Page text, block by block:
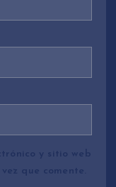
y sitio web
que comente.